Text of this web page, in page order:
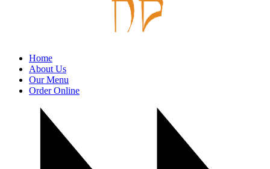
Home
About Us
Our Menu
Order Online